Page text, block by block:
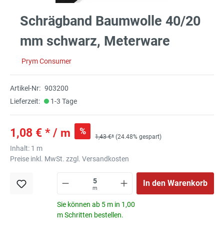
Schrägband Baumwolle 40/20
mm schwarz, Meterware
Prym Consumer
Artikel-Nr: 903200
Lieferzeit:
1-3 Tage
1,08 € * / m %
1,43 €* (24.48% gespart)
Inhalt: 1 m
Preise inkl. MwSt. zzgl. Versandkosten
m
In den Warenkorb
Sie können ab 5 m in 1,00
m Schritten bestellen.